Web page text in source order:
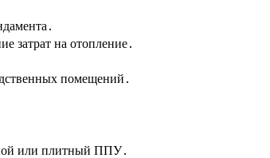
затрат на отопление․
помещений․
или плитный ППУ․